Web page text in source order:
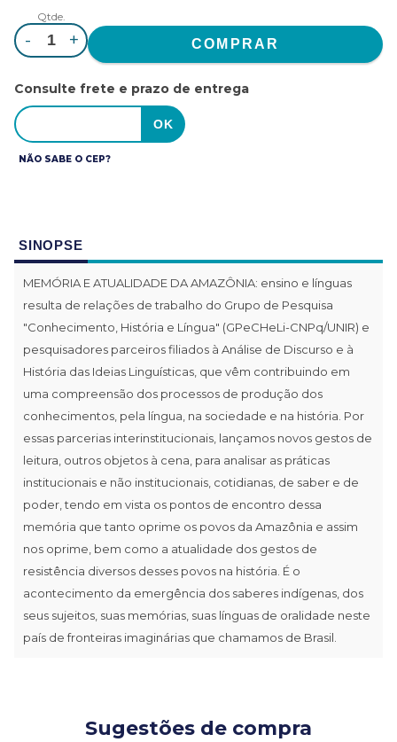
Qtde.
- +
Consulte frete e prazo de entrega
NÃO SABE O CEP?
SINOPSE
MEMÓRIA E ATUALIDADE DA AMAZÔNIA: ensino e línguas
resulta de relações de trabalho do Grupo de Pesquisa
"Conhecimento, História e Língua" (GPeCHeLi-CNPq/UNIR) e
pesquisadores parceiros filiados à Análise de Discurso e à
História das Ideias Linguísticas, que vêm contribuindo em
uma compreensão dos processos de produção dos
conhecimentos, pela língua, na sociedade e na história. Por
essas parcerias interinstitucionais, lançamos novos gestos de
leitura, outros objetos à cena, para analisar as práticas
institucionais e não institucionais, cotidianas, de saber e de
poder, tendo em vista os pontos de encontro dessa
memória que tanto oprime os povos da Amazônia e assim
nos oprime, bem como a atualidade dos gestos de
resistência diversos desses povos na história. É o
acontecimento da emergência dos saberes indígenas, dos
seus sujeitos, suas memórias, suas línguas de oralidade neste
país de fronteiras imaginárias que chamamos de Brasil.
Sugestões de compra